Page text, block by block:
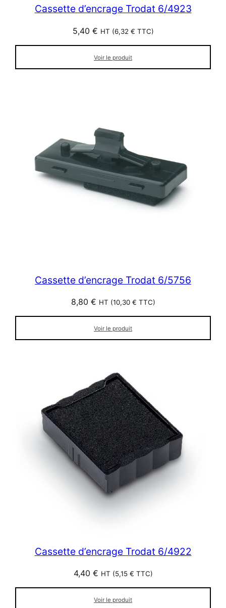
Cassette d’encrage Trodat 6/4923
5,40 € HT (6,32 € TTC)
Voir le produit
Cassette d’encrage Trodat 6/5756
8,80 € HT (10,30 € TTC)
Voir le produit
Cassette d’encrage Trodat 6/4922
4,40 € HT (5,15 € TTC)
Voir le produit